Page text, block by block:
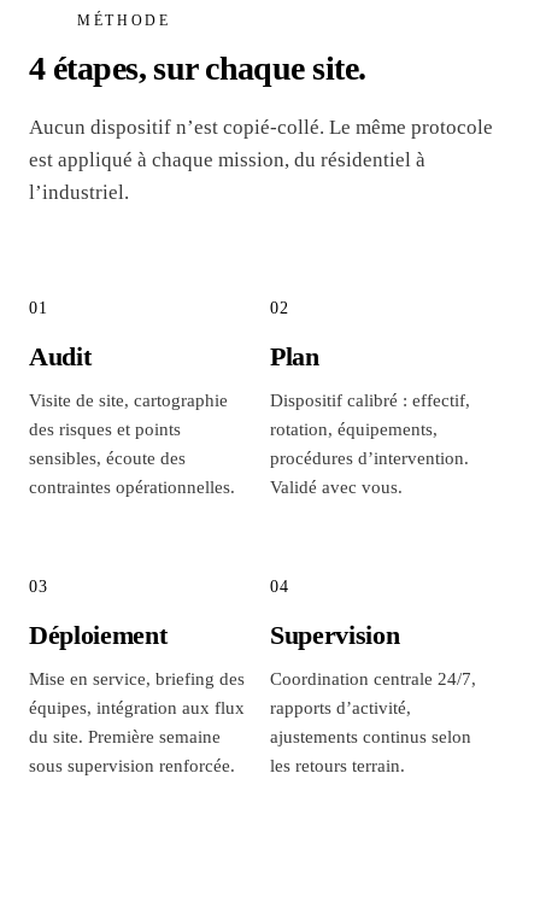
MÉTHODE
4 étapes, sur chaque site.
Aucun dispositif n’est copié-collé. Le même protocole
est appliqué à chaque mission, du résidentiel à
l’industriel.
01
Audit
Visite de site, cartographie
des risques et points
sensibles, écoute des
contraintes opérationnelles.
02
Plan
Dispositif calibré : effectif,
rotation, équipements,
procédures d’intervention.
Validé avec vous.
03
Déploiement
Mise en service, briefing des
équipes, intégration aux flux
du site. Première semaine
sous supervision renforcée.
04
Supervision
Coordination centrale 24/7,
rapports d’activité,
ajustements continus selon
les retours terrain.